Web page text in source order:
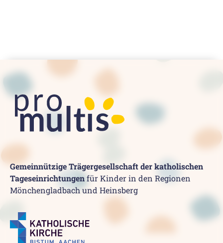
Gemeinnützige Trägergesellschaft der katholischen
Tageseinrichtungenfür Kinder in den Regionen
Mönchengladbach und Heinsberg